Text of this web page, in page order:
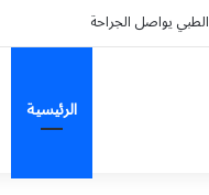
الدولي الثامن عشر
الرئيسية